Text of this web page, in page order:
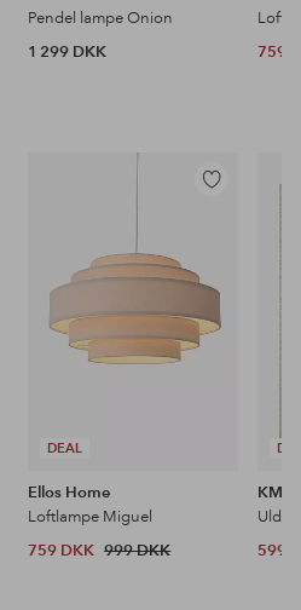
Pendel lampe Onion
1 299 DKK
759
DEAL
Tilføj
Ellos Home
Loftlampe Miguel
759 DKK 999 DKK
KM
599